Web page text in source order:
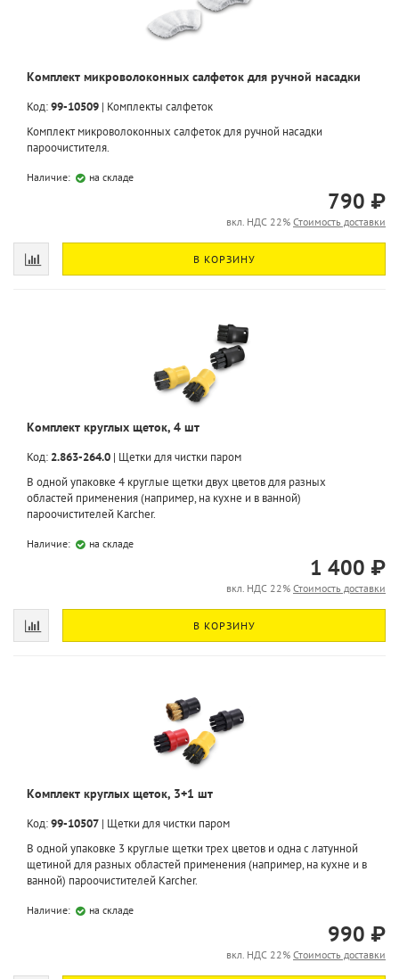
Комплект микроволоконных салфеток для ручной насадки
Код:99-10509 | Комплекты салфеток
Комплект микроволоконных салфеток для ручной насадки
пароочистителя.
Наличие: на складе
790 ₽
вкл. НДС 22% Стоимость доставки
В КОРЗИНУ
Комплект круглых щеток, 4 шт
Код: 2.863-264.0 | Щетки для чистки паром
В одной упаковке 4 круглые щетки двух цветов для разных
областей применения (например, на кухне и в ванной)
пароочистителей Karcher.
Наличие: на складе
1 400 ₽
вкл. НДС 22% Стоимость доставки
В КОРЗИНУ
Комплект круглых щеток, 3+1 шт
Код:99-10507 | Щетки для чистки паром
В одной упаковке 3 круглые щетки трех цветов и одна с латунной
щетиной для разных областей применения (например, на кухне и в
ванной) пароочистителей Karcher.
Наличие: на складе
990 ₽
вкл. НДС 22% Стоимость доставки